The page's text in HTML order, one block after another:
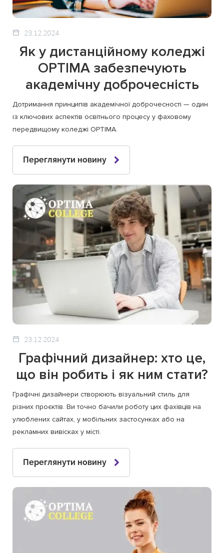
23.12.2024
Як у дистанційному коледжі
OPTIMA забезпечують
академічну доброчесність
Дотримання принципів академічної доброчесності — один
із ключових аспектів освітнього процесу у фаховому
передвищому коледжі OPTIMA.
Переглянути новину
23.12.2024
Графічний дизайнер: хто це,
що він робить і як ним стати?
Графічні дизайнери створюють візуальний стиль для
різних проєктів. Ви точно бачили роботу цих фахівців на
улюблених сайтах, у мобільних застосунках або на
рекламних вивісках у місті.
Переглянути новину